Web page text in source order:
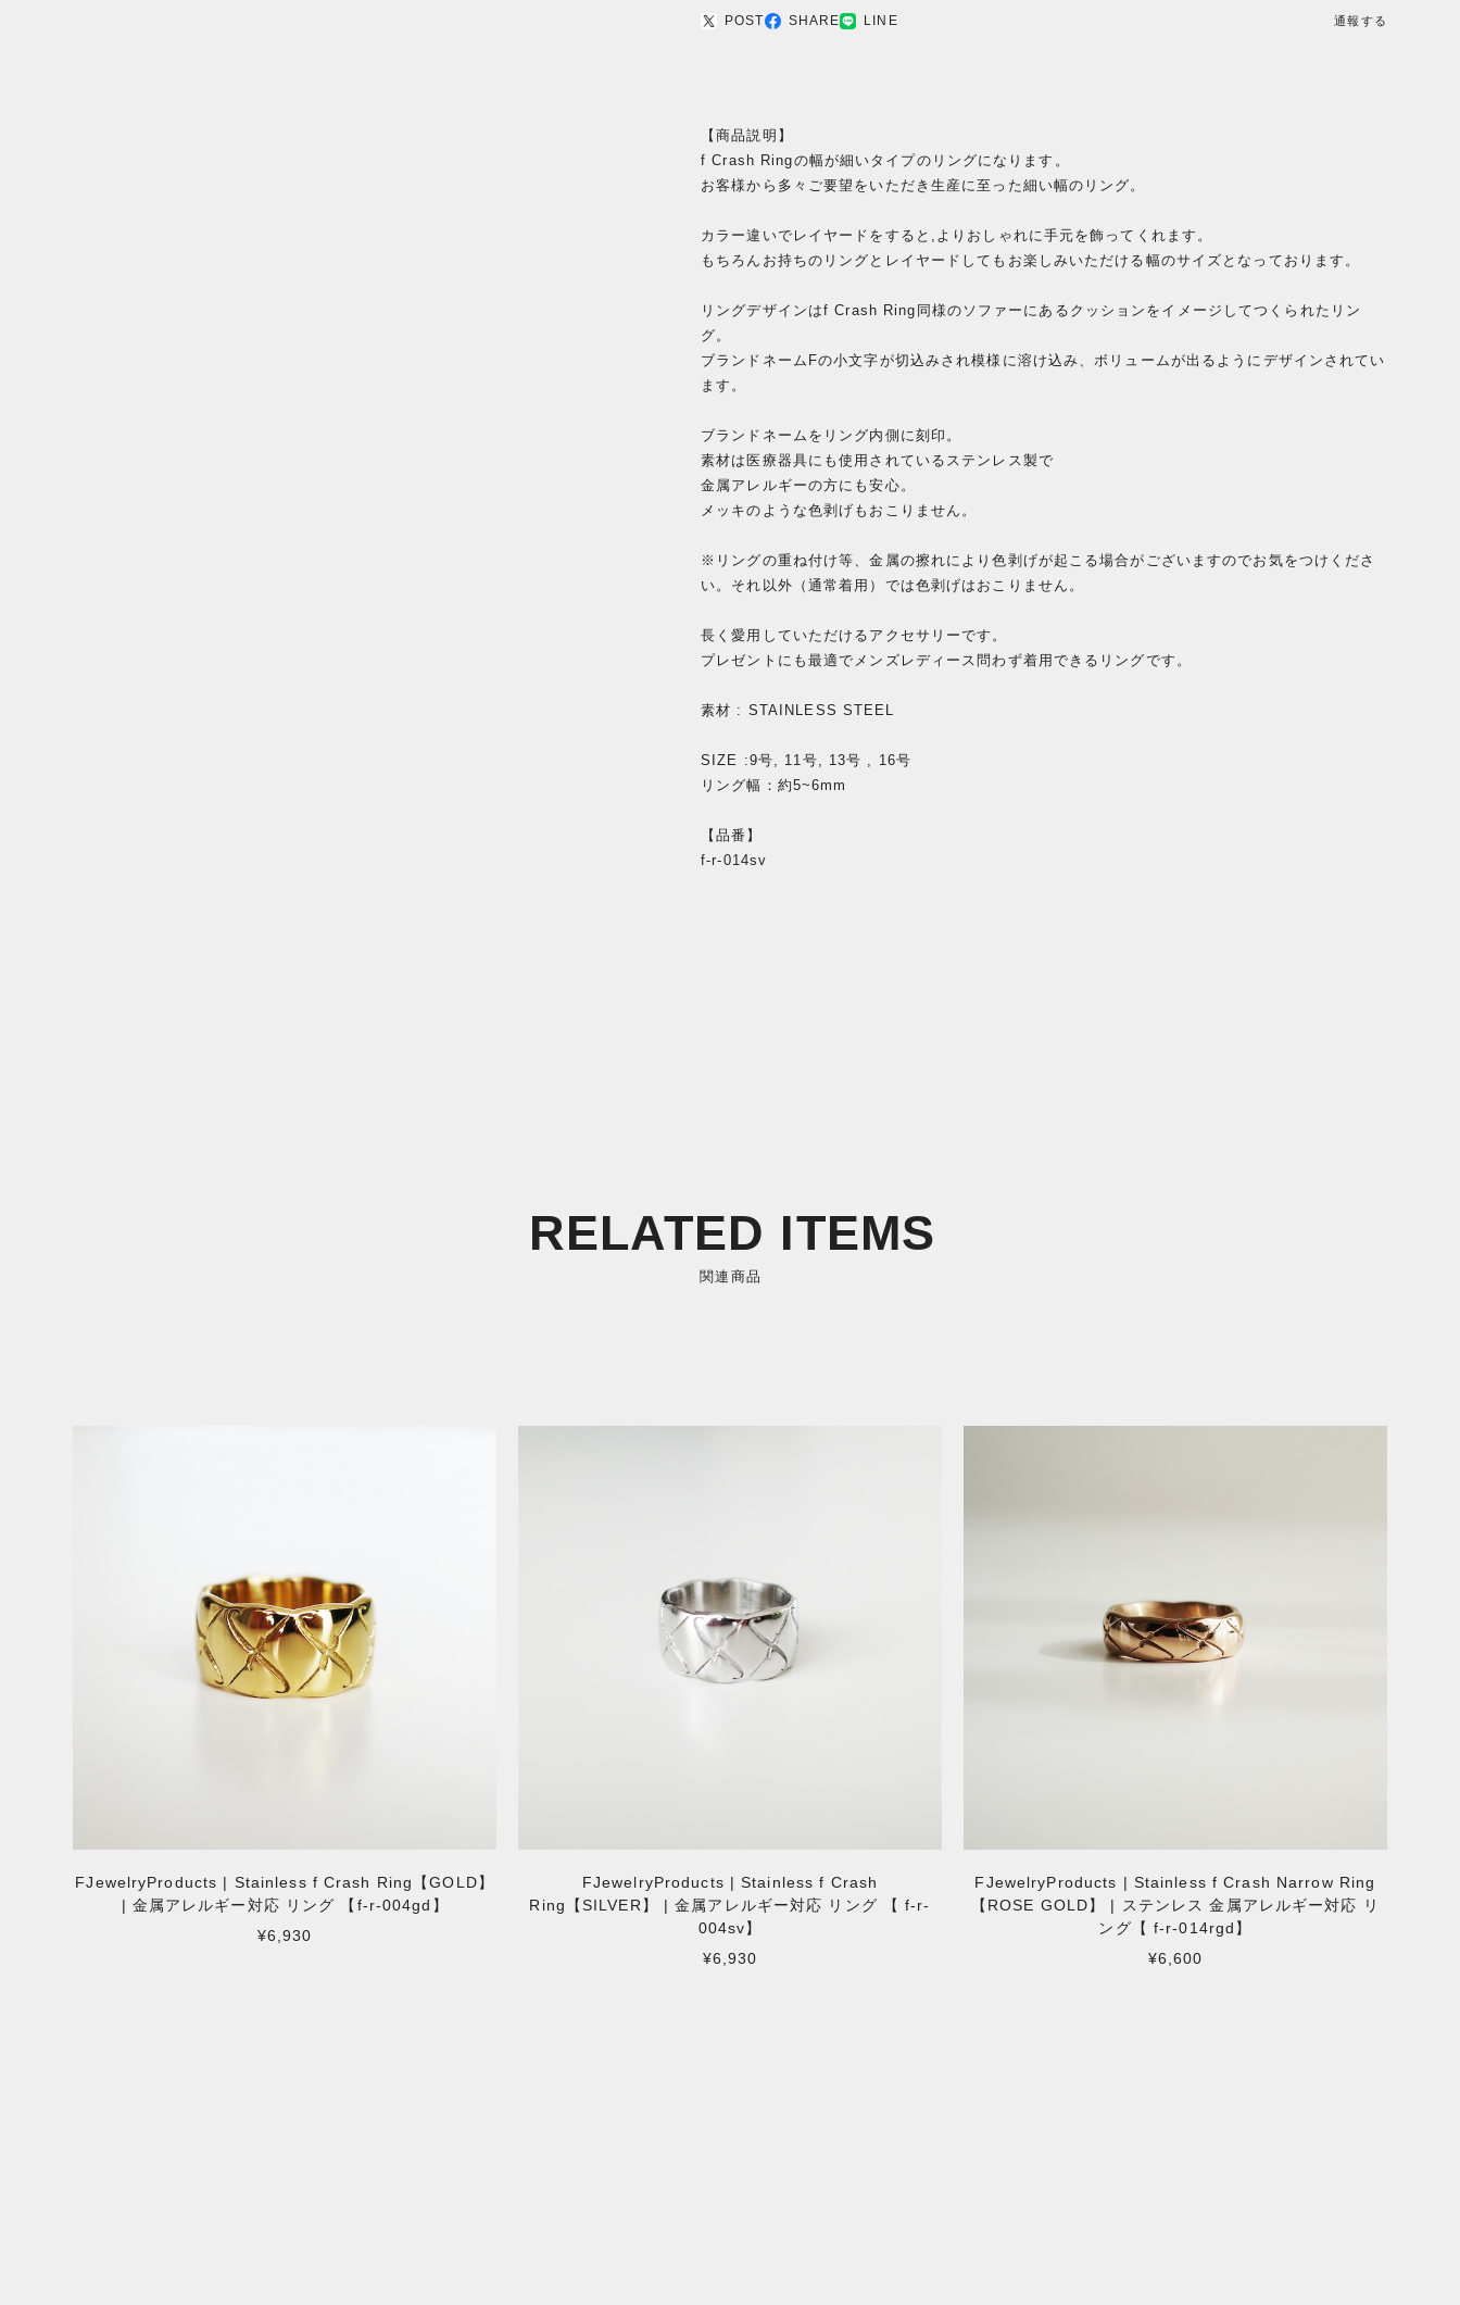
POST SHARE LINE 通報する
【商品説明】
f Crash Ringの幅が細いタイプのリングになります。
お客様から多々ご要望をいただき生産に至った細い幅のリング。
カラー違いでレイヤードをすると,よりおしゃれに手元を飾ってくれます。
もちろんお持ちのリングとレイヤードしてもお楽しみいただける幅のサイズとなっております。
リングデザインはf Crash Ring同様のソファーにあるクッションをイメージしてつくられたリン
グ。
ブランドネームFの小文字が切込みされ模様に溶け込み、ボリュームが出るようにデザインされてい
ます。
ブランドネームをリング内側に刻印。
素材は医療器具にも使用されているステンレス製で
金属アレルギーの方にも安心。
メッキのような色剥げもおこりません。
※リングの重ね付け等、金属の擦れにより色剥げが起こる場合がございますのでお気をつけくださ
い。それ以外（通常着用）では色剥げはおこりません。
長く愛用していただけるアクセサリーです。
プレゼントにも最適でメンズレディース問わず着用できるリングです。
素材 : STAINLESS STEEL
SIZE :9号, 11号, 13号 , 16号
リング幅：約5~6mm
【品番】
f-r-014sv
RELATED ITEMS
関連商品
FJewelryProducts | Stainless f Crash Ring【GOLD】
| 金属アレルギー対応 リング 【f-r-004gd】
¥6,930
FJewelryProducts | Stainless f Crash
Ring【SILVER】 | 金属アレルギー対応 リング 【 f-r-
004sv】
¥6,930
FJewelryProducts | Stainless f Crash Narrow Ring
【ROSE GOLD】 | ステンレス 金属アレルギー対応 リ
ング【 f-r-014rgd】
¥6,600